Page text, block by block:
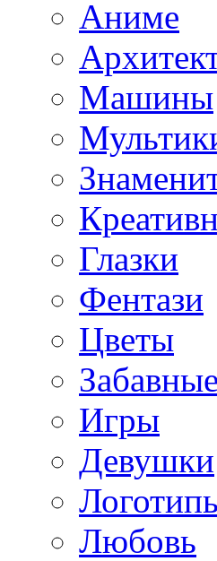
Аниме
Машины
Глазки
Фентази
Цветы
Забавные
Игры
Девушки
Любовь